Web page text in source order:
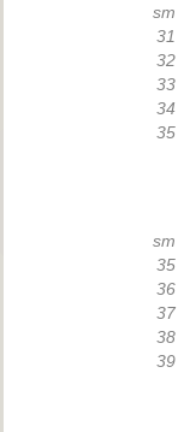
sm
31
32
33
34
35
sm
35
36
37
38
39